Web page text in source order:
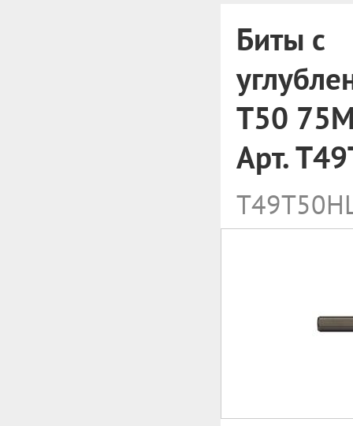
Биты с
T50
Арт.